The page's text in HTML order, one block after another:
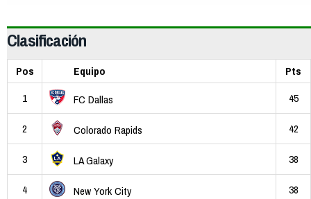
Clasificación
Pos Equipo
Pts
1
FC Dallas 45
2 Colorado Rapids 42
3 LA Galaxy 38
4 New York City 38